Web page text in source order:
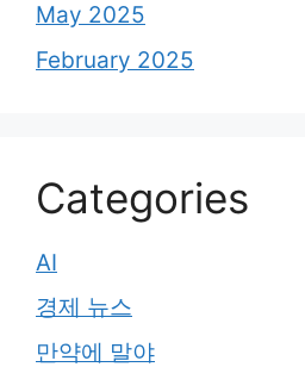
May 2025
February 2025
Categories
AI
경제 뉴스
만약에 말야